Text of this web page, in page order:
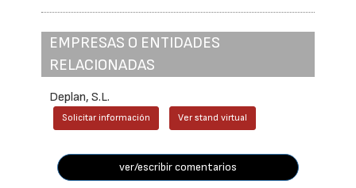
EMPRESAS O ENTIDADES
RELACIONADAS
Deplan, S.L.
Solicitar información Ver stand virtual
ver/escribir comentarios